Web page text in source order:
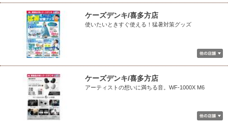
ケーズデンキ/喜多方店
使いたいときすぐ使える！猛暑対策グッズ
ケーズデンキ/喜多方店
アーティストの想いに満ちる音。WF-1000X M6